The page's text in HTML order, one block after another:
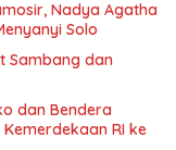
Nadya Agatha
Solo
Sambang dan
dan Bendera
RI ke